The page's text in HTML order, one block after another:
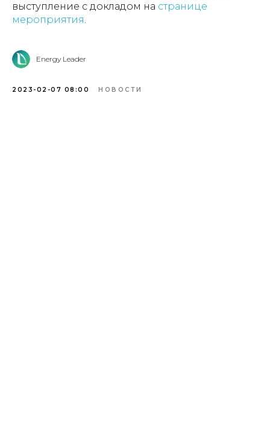
выступление с докладом на странице
мероприятия.
Energy Leader
2023-02-07 08:00 НОВОСТИ